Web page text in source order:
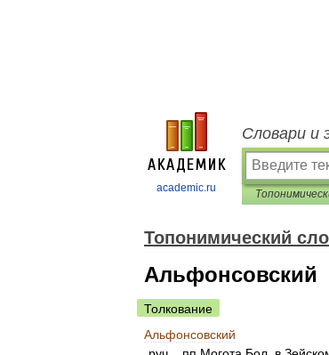
academic.ru
Словари и
Топонимический
Альфонсовский
Толкование
Альфонсовский